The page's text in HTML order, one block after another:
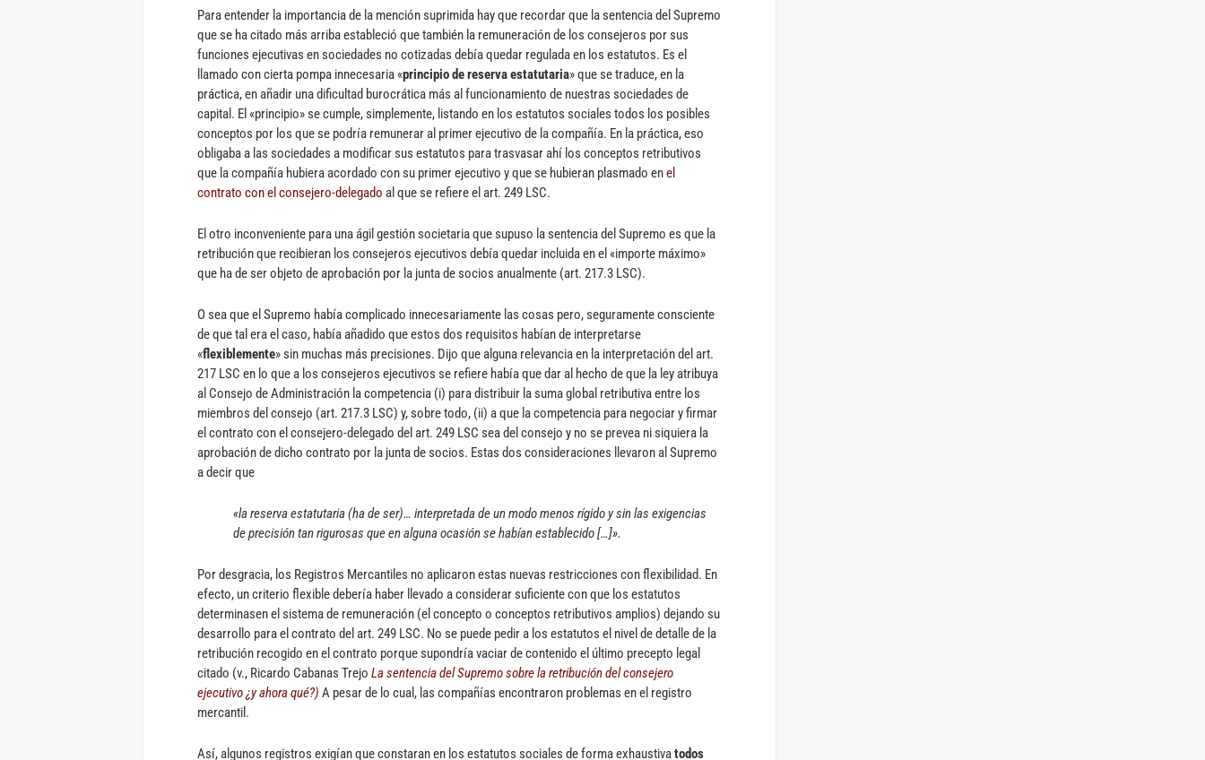
Para entender la importancia de la mención suprimida hay que recordar que la sentencia del Supremo
que se ha citado más arriba estableció que también la remuneración de los consejeros por sus
funciones ejecutivas en sociedades no cotizadas debía quedar regulada en los estatutos. Es el
llamado con cierta pompa innecesaria «principio de reserva estatutaria» que se traduce, en la
práctica, en añadir una dificultad burocrática más al funcionamiento de nuestras sociedades de
capital. El «principio» se cumple, simplemente, listando en los estatutos sociales todos los posibles
conceptos por los que se podría remunerar al primer ejecutivo de la compañía. En la práctica, eso
obligaba a las sociedades a modificar sus estatutos para trasvasar ahí los conceptos retributivos
que la compañía hubiera acordado con su primer ejecutivo y que se hubieran plasmado enel
contrato con el consejero-delegado al que se refiere el art. 249 LSC.
El otro inconveniente para una ágil gestión societaria que supuso la sentencia del Supremo es que la
retribución que recibieran los consejeros ejecutivos debía quedar incluida en el «importe máximo»
que ha de ser objeto de aprobación por la junta de socios anualmente (art. 217.3 LSC).
O sea que el Supremo había complicado innecesariamente las cosas pero, seguramente consciente
de que tal era el caso, había añadido que estos dos requisitos habían de interpretarse
«flexiblemente» sin muchas más precisiones. Dijo que alguna relevancia en la interpretación del art.
217 LSC en lo que a los consejeros ejecutivos se refiere había que dar al hecho de que la ley atribuya
al Consejo de Administración la competencia (i) para distribuir la suma global retributiva entre los
miembros del consejo (art. 217.3 LSC) y, sobre todo, (ii) a que la competencia para negociar y firmar
el contrato con el consejero-delegado del art. 249 LSC sea del consejo y no se prevea ni siquiera la
aprobación de dicho contrato por la junta de socios. Estas dos consideraciones llevaron al Supremo
a decir que
«la reserva estatutaria (ha de ser)… interpretada de un modo menos rígido y sin las exigencias
de precisión tan rigurosas que en alguna ocasión se habían establecido […]».
Por desgracia, los Registros Mercantiles no aplicaron estas nuevas restricciones con flexibilidad. En
efecto, un criterio flexible debería haber llevado a considerar suficiente con que los estatutos
determinasen el sistema de remuneración (el concepto o conceptos retributivos amplios) dejando su
desarrollo para el contrato del art. 249 LSC. No se puede pedir a los estatutos el nivel de detalle de la
retribución recogido en el contrato porque supondría vaciar de contenido el último precepto legal
citado (v., Ricardo Cabanas Trejo La sentencia del Supremo sobre la retribución del consejero
ejecutivo ¿y ahora qué?) A pesar de lo cual, las compañías encontraron problemas en el registro
mercantil.
Así, algunos registros exigían que constaran en los estatutos sociales de forma exhaustivatodos